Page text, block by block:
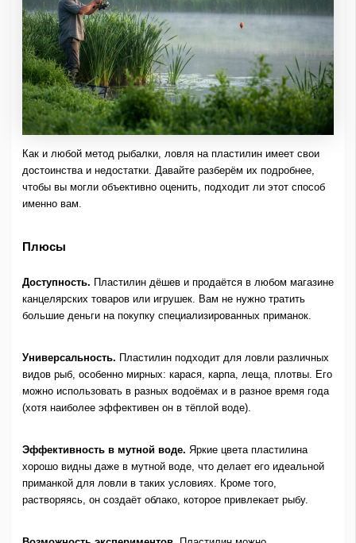
Как и любой метод рыбалки, ловля на пластилин имеет свои
достоинства и недостатки. Давайте разберём их подробнее,
чтобы вы могли объективно оценить, подходит ли этот способ
именно вам.
Плюсы
Доступность. Пластилин дёшев и продаётся в любом магазине
канцелярских товаров или игрушек. Вам не нужно тратить
большие деньги на покупку специализированных приманок.
Универсальность. Пластилин подходит для ловли различных
видов рыб, особенно мирных: карася, карпа, леща, плотвы. Его
можно использовать в разных водоёмах и в разное время года
(хотя наиболее эффективен он в тёплой воде).
Эффективность в мутной воде. Яркие цвета пластилина
хорошо видны даже в мутной воде, что делает его идеальной
приманкой для ловли в таких условиях. Кроме того,
растворяясь, он создаёт облако, которое привлекает рыбу.